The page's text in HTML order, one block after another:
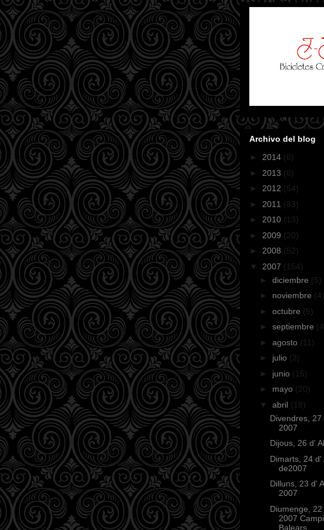
Archivo del blog
► 2014 (6)
► 2013 (6)
► 2012 (54)
► 2011 (83)
► 2010 (13)
► 2009 (20)
► 2008 (52)
▼ 2007 (154)
► diciembre (5)
► noviembre (4)
► octubre (5)
► septiembre
► agosto (11)
► julio (3)
► junio (15)
► mayo (20)
▼ abril (18)
Divendres, 27
2007
Dijous, 26 d'
Dimarts, 24 d'
de2007
Dilluns, 23 d'
2007
Diumenge,
2007
Balears...